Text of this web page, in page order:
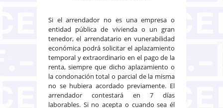
Si el arrendador no es una empresa o
entidad pública de vivienda o un gran
tenedor, el arrendatario en vunerabilidad
económica podrá solicitar el aplazamiento
temporal y extraordinario en el pago de la
renta, siempre que dicho aplazamiento o
la condonación total o parcial de la misma
no se hubiera acordado previamente. El
arrendador contestará en 7 días
laborables. Si no acepta o cuando sea él